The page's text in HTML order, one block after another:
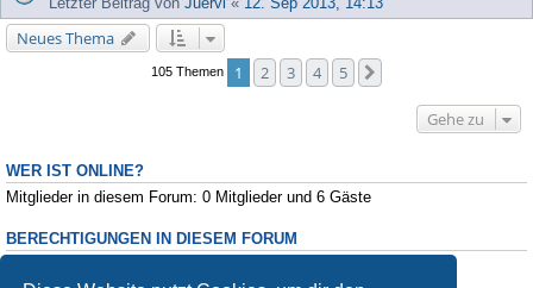
Neues Thema
105 Themen 1 2 3 4 5
Gehe zu
WER IST ONLINE?
Mitglieder in diesem Forum: 0 Mitglieder und 6 Gäste
BERECHTIGUNGEN IN DIESEM FORUM